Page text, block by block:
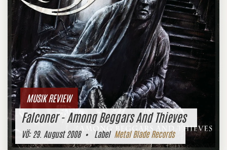
MUSIK REVIEW
Falconer - Among Beggars And Thieves
VÖ:29. August 2008• Label Metal Blade Records